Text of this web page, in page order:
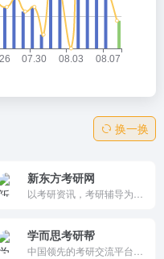
换一换
新东方考研网
学而思考研帮